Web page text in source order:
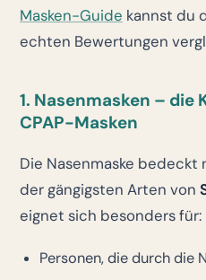
Masken-Guide kannst du
echten Bewertungen
1. Nasenmasken – die
CPAP-Masken
Die Nasenmaske bedeckt
der gängigsten Arten von
eignet sich besonders für:
Personen, die durch die